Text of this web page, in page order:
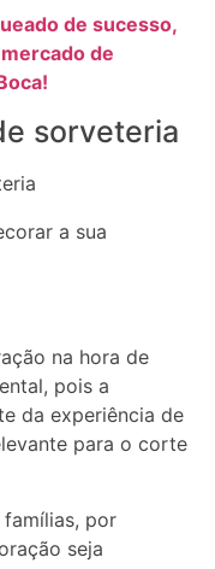
de sucesso,
de
sorveteria
a sua
na hora de
pois a
da experiência de
para o corte
por
seja